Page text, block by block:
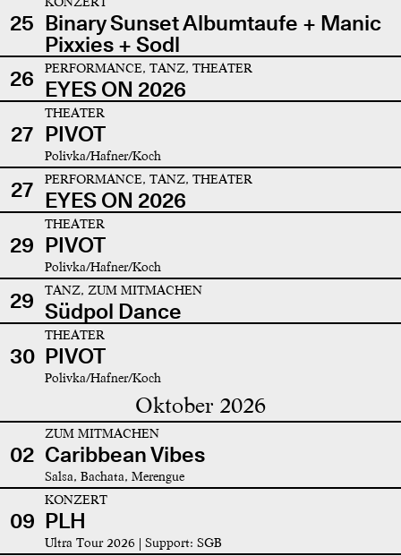
25 Binary Sunset Albumtaufe + Manic
Pixxies + Sodl
26
PERFORMANCE, TANZ, THEATER
EYES ON 2026
27
THEATER
PIVOT
Polivka/Hafner/Koch
27 PERFORMANCE, TANZ, THEATER
EYES ON 2026
29
THEATER
PIVOT
Polivka/Hafner/Koch
29 TANZ, ZUM MITMACHEN
Südpol Dance
30
THEATER
PIVOT
Polivka/Hafner/Koch
Oktober 2026
02
ZUM MITMACHEN
Caribbean Vibes
Salsa, Bachata, Merengue
09
KONZERT
PLH
Ultra Tour 2026 | Support: SGB